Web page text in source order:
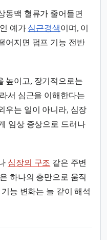
동맥 혈류가 줄어들면
예가 심근경색이며, 이
어지면 펌프 기능 전반
높이고, 장기적으로는
서 심근을 이해한다는
우는 일이 아니라, 심장
임상 증상으로 드러나
심장의 구조 같은 주변
하나의 층만으로 움직
능 변화는 늘 같이 해석